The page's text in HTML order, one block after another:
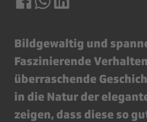
Bildgewaltig und
Faszinierende
überraschende
in die Natur der
zeigen, dass diese so